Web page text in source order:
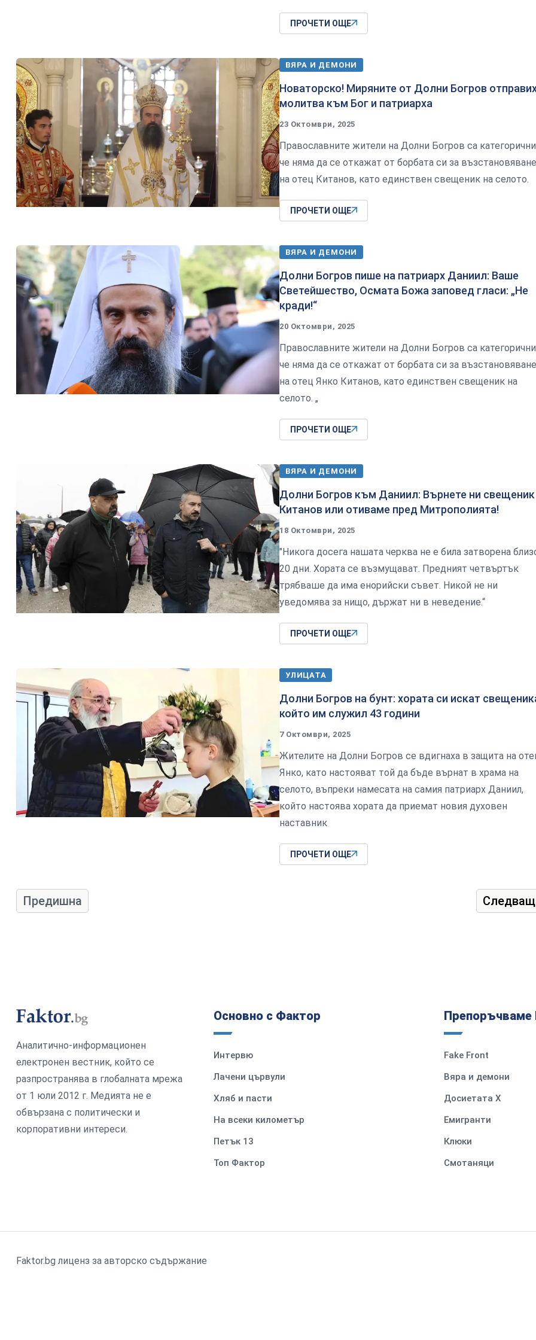
ПРОЧЕТИ ОЩЕ
ВЯРА И ДЕМОНИ
Новаторско! Миряните от Долни Богров
молитва към Бог и патриарха
23 Октомври, 2025
Православните жители на Долни Богров са
че няма да се откажат от борбата си за
на отец Китанов, като единствен свещеник на селото.
ПРОЧЕТИ ОЩЕ
ВЯРА И ДЕМОНИ
Долни Богров пише на патриарх Даниил: Ваше
Светейшество, Осмата Божа заповед гласи: „Не
кради!“
20 Октомври, 2025
Православните жители на Долни Богров са
че няма да се откажат от борбата си за
на отец Янко Китанов, като единствен свещеник на
селото. „
ПРОЧЕТИ ОЩЕ
ВЯРА И ДЕМОНИ
Долни Богров към Даниил: Върнете ни свещеник
Китанов или отиваме пред Митрополията!
18 Октомври, 2025
"Никога досега нашата черква не е била затворена
20 дни. Хората се възмущават. Предният четвъртък
трябваше да има енорийски съвет. Никой не ни
уведомява за нищо, държат ни в неведение.“
ПРОЧЕТИ ОЩЕ
УЛИЦАТА
Долни Богров на бунт: хората си искат
който им служил 43 години
7 Октомври, 2025
Жителите на Долни Богров се вдигнаха в защита на
Янко, като настояват той да бъде върнат в храма на
селото, въпреки намесата на самия патриарх Даниил,
който настоява хората да приемат новия духовен
наставник
ПРОЧЕТИ ОЩЕ
Предишна
Аналитично-информационен
електронен вестник, който се
разпространява в глобалната мрежа
от 1 юли 2012 г. Медията не е
обвързана с политически и
корпоративни интереси.
Основно с Фактор
Интервю
Лачени цървули
Хляб и пасти
На всеки километър
Петък 13
Топ Фактор
Препоръчваме
Fake Front
Вяра и демони
Досиетата Х
Емигранти
Клюки
Смотаняци
Faktor.bg лиценз за авторско съдържание